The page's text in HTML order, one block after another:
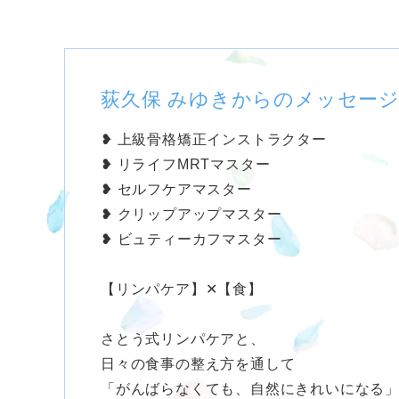
荻久保 みゆきからのメッセージ
❥ 上級骨格矯正インストラクター
❥ リライフMRTマスター
❥ セルフケアマスター
❥ クリップアップマスター
❥ ビュティーカフマスター
【リンパケア】✕【食】
さとう式リンパケアと、
日々の食事の整え方を通して
「がんばらなくても、自然にきれいになる」